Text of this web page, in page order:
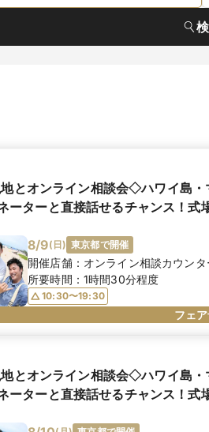
とオンライン相談会◇ハワイ島・
ーターと直接話せるチャンス！
8/9( 日) 東京都で開催
開催店舗： オンライン相談カウンタ
所要時間： 1時間30分程度
10:30〜19:30
フェ
とオンライン相談会◇ハワイ島・
ーターと直接話せるチャンス！